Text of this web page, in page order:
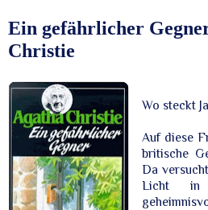
Ein gefährlicher
Christie
Wo steckt
Auf diese
britische
Da
Licht in